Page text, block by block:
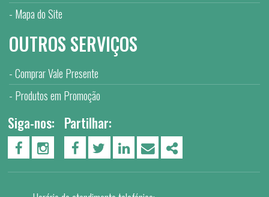
Mapa do Site
OUTROS SERVIÇOS
Comprar Vale Presente
Produtos em Promoção
Siga-nos:
PÁGINA DO FACEBOOK
PÁGINA DO INSTAGRAM
Partilhar:
FACEBOOKTWITTERLINKEDIN
EMAIL